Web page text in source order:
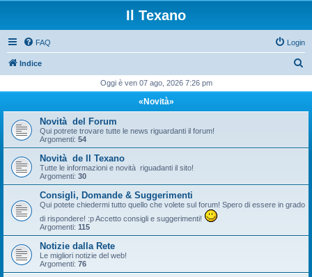
Il Texano
FAQ Login
Indice
c
Oggi è ven 07 ago, 2026 7:26 pm
«Novità»
Novità del Forum
Qui potrete trovare tutte le news riguardanti il forum!
Argomenti: 54
Novità de Il Texano
Tutte le informazioni e novità riguadanti il sito!
Argomenti: 30
Consigli, Domande & Suggerimenti
Qui potete chiedermi tutto quello che volete sul forum! Spero di essere in grado
di rispondere! :p Accetto consigli e suggerimenti!
Argomenti: 115
Notizie dalla Rete
Le migliori notizie del web!
Argomenti: 76